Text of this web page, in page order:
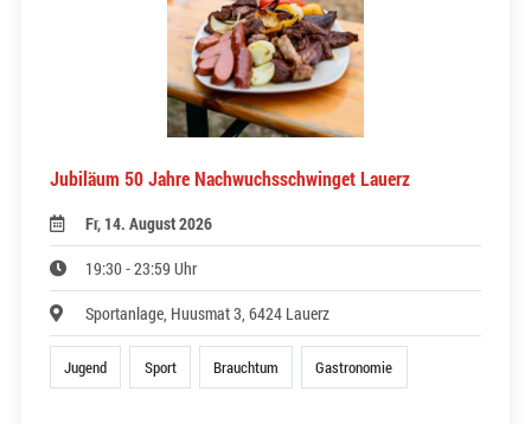
Jubiläum 50 Jahre Nachwuchsschwinget Lauerz
Fr, 14. August 2026
19:30 - 23:59 Uhr
Sportanlage, Huusmat 3, 6424 Lauerz
Jugend Sport Brauchtum Gastronomie